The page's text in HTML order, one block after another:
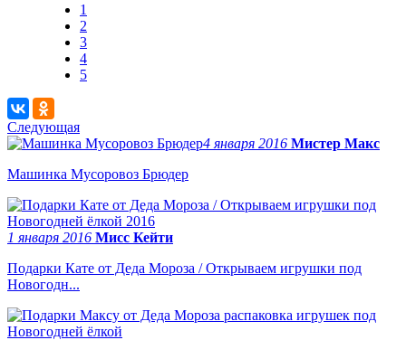
1
2
3
4
5
Следующая
4 января 2016 Мистер Макс
Машинка Мусоровоз Брюдер
1 января 2016 Мисс Кейти
Подарки Кате от Деда Мороза / Открываем игрушки под
Новогодн...